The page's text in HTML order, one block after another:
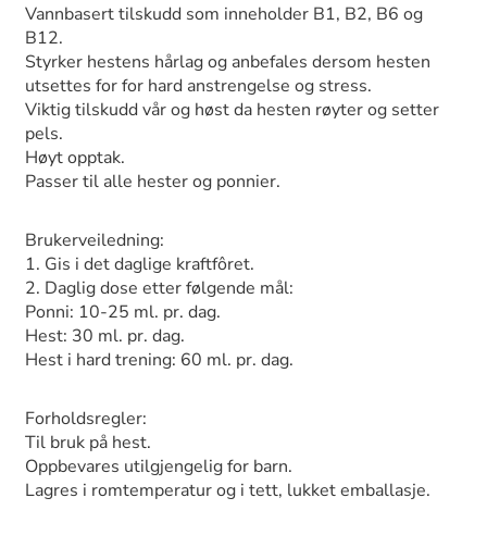
Vannbasert tilskudd som inneholder B1, B2, B6 og
B12.
Styrker hestens hårlag og anbefales dersom hesten
utsettes for for hard anstrengelse og stress.
Viktig tilskudd vår og høst da hesten røyter og setter
pels.
Høyt opptak.
Passer til alle hester og ponnier.
Brukerveiledning:
1. Gis i det daglige kraftfôret.
2. Daglig dose etter følgende mål:
Ponni: 10-25 ml. pr. dag.
Hest: 30 ml. pr. dag.
Hest i hard trening: 60 ml. pr. dag.
Forholdsregler:
Til bruk på hest.
Oppbevares utilgjengelig for barn.
Lagres i romtemperatur og i tett, lukket emballasje.